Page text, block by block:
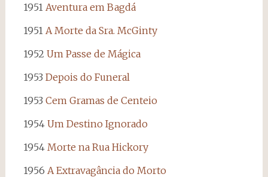
1951 Aventura em Bagdá
1951 A Morte da Sra. McGinty
1952 Um Passe de Mágica
1953 Depois do Funeral
1953 Cem Gramas de Centeio
1954 Um Destino Ignorado
1954 Morte na Rua Hickory
1956 A Extravagância do Morto